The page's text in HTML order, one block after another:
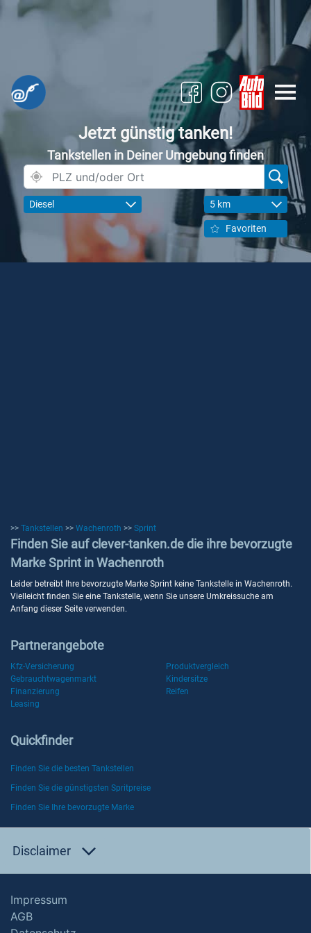
Jetzt günstig tanken!
Tankstellen in Deiner Umgebung finden
Diesel 5 km
Favoriten
>> Tankstellen >> Wachenroth >> Sprint
Finden Sie auf clever-tanken.de die ihre bevorzugte
Marke Sprint in Wachenroth
Leider betreibt Ihre bevorzugte Marke Sprint keine Tankstelle in Wachenroth.
Vielleicht finden Sie eine Tankstelle, wenn Sie unsere Umkreissuche am
Anfang dieser Seite verwenden.
Partnerangebote
Kfz-Versicherung
Produktvergleich
Gebrauchtwagenmarkt
Kindersitze
Finanzierung
Reifen
Leasing
Quickfinder
Finden Sie die besten Tankstellen
Finden Sie die günstigsten Spritpreise
Finden Sie Ihre bevorzugte Marke
Disclaimer
Impressum
AGB